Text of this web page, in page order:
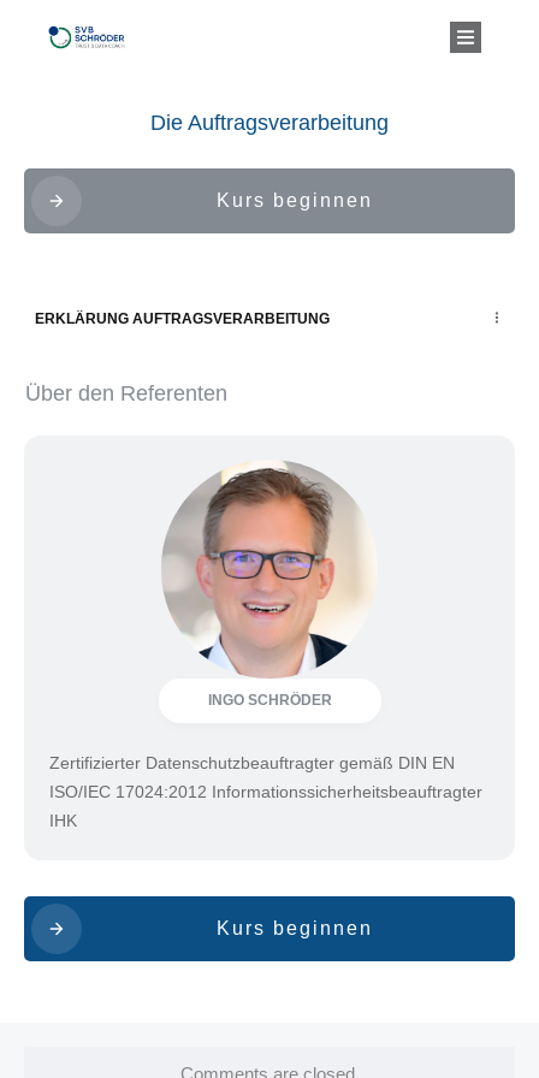
Die Auftragsverarbeitung
Kurs beginnen
ERKLÄRUNG AUFTRAGSVERARBEITUNG
Über den Referenten
INGO SCHRÖDER
Zertifizierter Datenschutzbeauftragter gemäß DIN EN
ISO/IEC 17024:2012 Informationssicherheitsbeauftragter
IHK
Kurs beginnen
Comments are closed.